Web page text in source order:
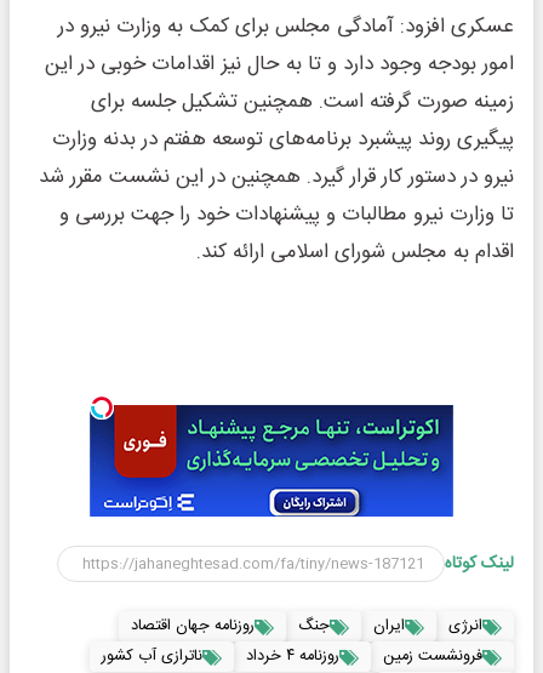
عسکری افزود: آمادگی مجلس برای کمک به وزارت نیرو در
امور بودجه وجود دارد و تا به حال نیز اقدامات خوبی در این
زمینه صورت گرفته است. همچنین تشکیل جلسه برای
پیگیری روند پیشبرد برنامه‌های توسعه هفتم در بدنه وزارت
نیرو در دستور کار قرار گیرد. همچنین در این نشست مقرر شد
تا وزارت نیرو مطالبات و پیشنهادات خود را جهت بررسی و
اقدام به مجلس شورای اسلامی ارائه کند.
لینک کوتاه
انرژی ایران جنگ
روزنامه جهان اقتصاد
فرونشست زمین
روزنامه ۴ خرداد
ناترازی آب کشور